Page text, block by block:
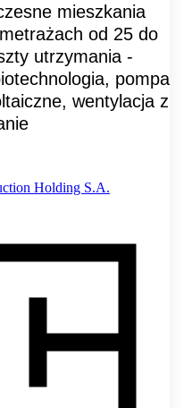
mieszkania
od 25 do
utrzymania -
pompa
wentylacja z
Holding S.A.